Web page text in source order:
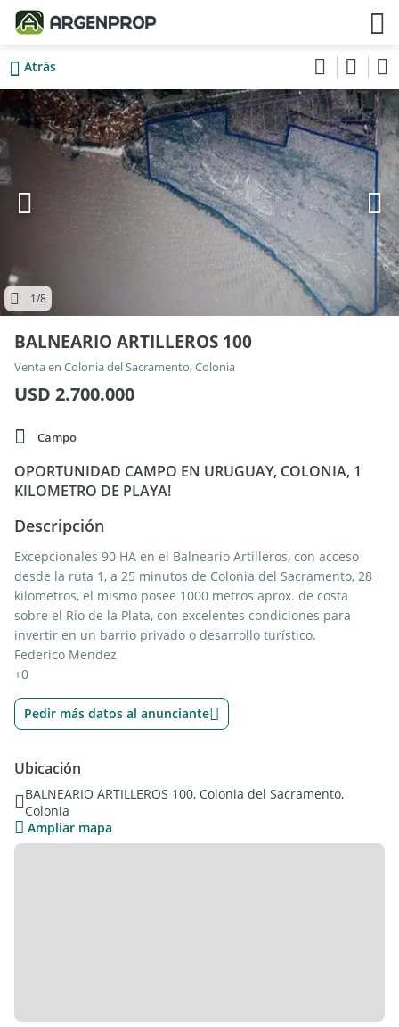
Atrás
1/8
BALNEARIO ARTILLEROS 100
Venta en Colonia del Sacramento, Colonia
USD 2.700.000
Campo
OPORTUNIDAD CAMPO EN URUGUAY, COLONIA, 1
KILOMETRO DE PLAYA!
Descripción
Excepcionales 90 HA en el Balneario Artilleros, con acceso
desde la ruta 1, a 25 minutos de Colonia del Sacramento, 28
kilometros, el mismo posee 1000 metros aprox. de costa
sobre el Rio de la Plata, con excelentes condiciones para
invertir en un barrio privado o desarrollo turístico.
Federico Mendez
+0
Pedir más datos al anunciante
Ubicación
BALNEARIO ARTILLEROS 100, Colonia del Sacramento,
Colonia
Ampliar mapa